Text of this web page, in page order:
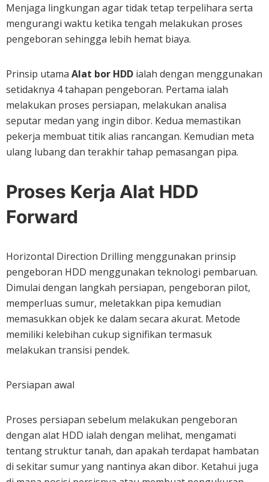
Menjaga lingkungan agar tidak tetap terpelihara serta
mengurangi waktu ketika tengah melakukan proses
pengeboran sehingga lebih hemat biaya.
Prinsip utama Alat bor HDD ialah dengan menggunakan
setidaknya 4 tahapan pengeboran. Pertama ialah
melakukan proses persiapan, melakukan analisa
seputar medan yang ingin dibor. Kedua memastikan
pekerja membuat titik alias rancangan. Kemudian meta
ulang lubang dan terakhir tahap pemasangan pipa.
Proses Kerja Alat HDD
Forward
Horizontal Direction Drilling menggunakan prinsip
pengeboran HDD menggunakan teknologi pembaruan.
Dimulai dengan langkah persiapan, pengeboran pilot,
memperluas sumur, meletakkan pipa kemudian
memasukkan objek ke dalam secara akurat. Metode
memiliki kelebihan cukup signifikan termasuk
melakukan transisi pendek.
Persiapan awal
Proses persiapan sebelum melakukan pengeboran
dengan alat HDD ialah dengan melihat, mengamati
tentang struktur tanah, dan apakah terdapat hambatan
di sekitar sumur yang nantinya akan dibor. Ketahui juga